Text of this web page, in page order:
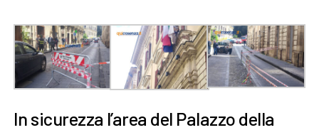
In sicurezza l’area del Palazzo della